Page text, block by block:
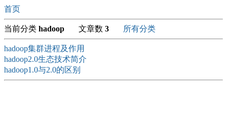
首页
当前分类 hadoop 文章数 3 所有分类
hadoop集群进程及作用
hadoop2.0生态技术简介
hadoop1.0与2.0的区别